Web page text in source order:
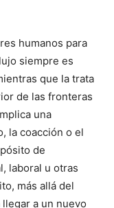
humanos para
siempre es
que la trata
de las fronteras
una
la coacción o el
de
laboral u otras
más allá del
a un nuevo